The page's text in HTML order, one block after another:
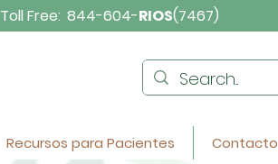
Toll Free: 844-604-RIOS(7467)
Recursos para Pacientes Contacto